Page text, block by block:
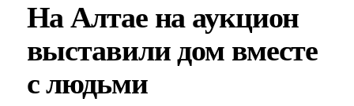
На Алтае на аукцион
выставили дом вместе
с людьми